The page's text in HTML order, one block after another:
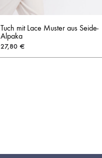
Tuch mit Lace Muster aus Seide-
Alpaka
27,80€